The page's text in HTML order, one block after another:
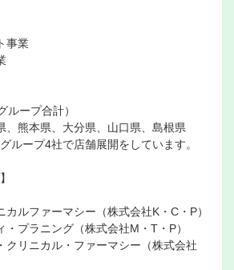
事業
ループ合計）
、熊本県、大分県、山口県、島根県
ループ4社で店舗展開をしています。
ルファーマシー（株式会社K・C・P）
プラニング（株式会社M・T・P）
クリニカル・ファーマシー（株式会社